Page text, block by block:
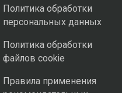
Политика обработки
персональных данных
Политика обработки
файлов cookie
Правила применения